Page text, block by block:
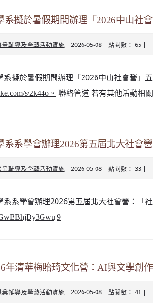
系擬於暑假期間辦理「2026中山社
業輔導及學藝活動實施| 2026-05-08 | 點閱數： 65 |
系擬於暑假期間辦理「2026中山社會營」
s/2k44o。 聯絡管道 若有其他活動相
系系學會辦理2026第五屆北大社會
業輔導及學藝活動實施| 2026-05-08 | 點閱數： 33 |
系系學會辦理2026第五屆北大社會營：「
年清華梅貽琦文化營：AI與文學創
業輔導及學藝活動實施| 2026-05-08 | 點閱數： 41 |